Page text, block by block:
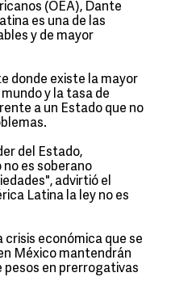
(OEA), Dante
es una de las
y de mayor
donde existe la mayor
y la tasa de
a un Estado que no
del Estado,
es soberano
advirtió el
Latina la ley no es
económica que se
México mantendrán
pesos en prerrogativas